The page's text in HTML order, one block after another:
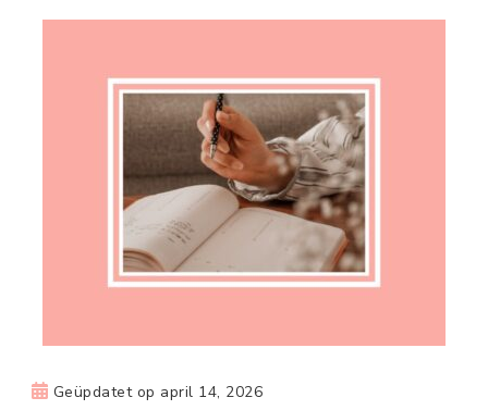
Geüpdatet op april 14, 2026